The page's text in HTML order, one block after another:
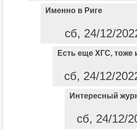
Именно в Риге
сб, 24/12/
Есть еще ХГС, тоже
сб, 24/12/
Интересный
сб, 24/12/